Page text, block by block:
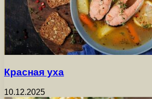
Красная уха
10.12.2025